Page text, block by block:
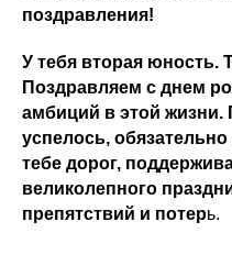
поздравления!
У тебя вторая юность.
Поздравляем с днем
амбиций в этой жизни.
успелось, обязательно
тебе дорог,
великолепного
препятствий и потерь.